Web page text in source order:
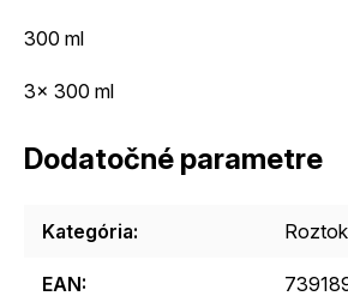
300 ml
3x 300 ml
Dodatočné parametre
Kategória:
EAN: